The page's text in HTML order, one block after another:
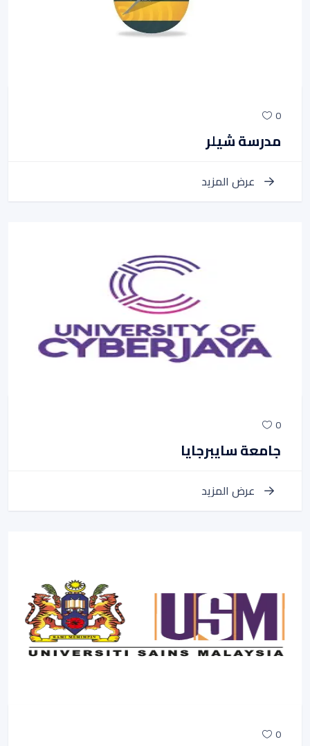
0
مدرسة شيلر
0
جامعة سايبرجايا
0